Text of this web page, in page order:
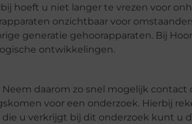
hoeft u niet langer te vrezen voor
onzichtbaar voor
generatie gehoorapparaten. Bij
ontwikkelingen.
daarom zo snel mogelijk
voor een onderzoek. Hierbij
u verkrijgt bij dit onderzoek kunt u